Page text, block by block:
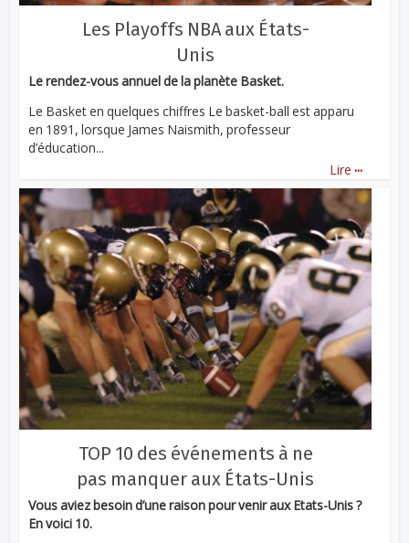
Les Playoffs NBA aux États-
Unis
Le rendez-vous annuel de la planète Basket.
Le Basket en quelques chiffres Le basket-ball est apparu
en 1891, lorsque James Naismith, professeur
d’éducation...
Lire ...
TOP 10 des événements à ne
pas manquer aux États-Unis
Vous aviez besoin d’une raison pour venir aux Etats-Unis ?
En voici 10.